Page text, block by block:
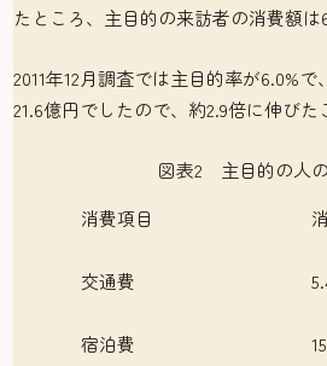
たところ、主目的の来訪者の消費額は
2011年12月調査では主目的率が6.0%
21.6億円でしたので、約2.9倍に伸びた
図表2 主目的の人
消費項目
交通費
宿泊費